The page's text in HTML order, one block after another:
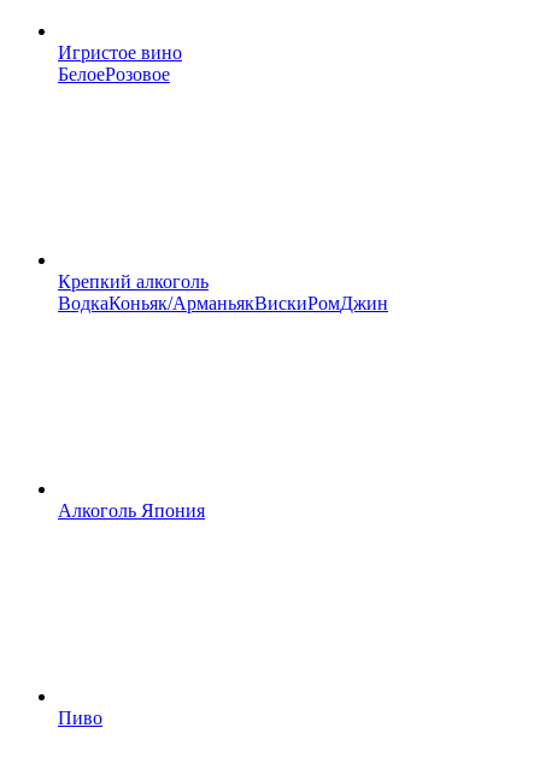
Игристое вино
БелоеРозовое
Крепкий алкоголь
ВодкаКоньяк/АрманьякВискиРомДжин
Алкоголь Япония
Пиво